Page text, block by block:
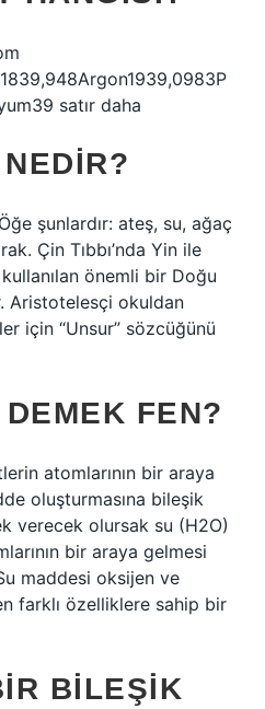
satır daha
şunlardır: ateş, su, ağaç
Çin Tıbbı’nda Yin ile
önemli bir Doğu
Aristotelesçi okuldan
için “Unsur” sözcüğünü
FEN?
atomlarının bir araya
oluşturmasına bileşik
verecek olursak su (H2O)
bir araya gelmesi
maddesi oksijen ve
farklı özelliklere sahip bir
BILEŞIK